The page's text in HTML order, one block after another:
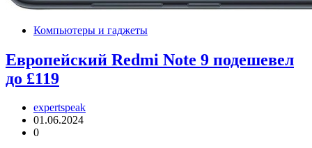
Компьютеры и гаджеты
Европейский Redmi Note 9 подешевел
до £119
expertspeak
01.06.2024
0